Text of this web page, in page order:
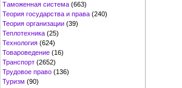
Таможенная система (663)
Теория государства и права (240)
Теория организации (39)
Теплотехника (25)
Технология (624)
Товароведение (16)
Транспорт (2652)
Трудовое право (136)
Туризм (90)